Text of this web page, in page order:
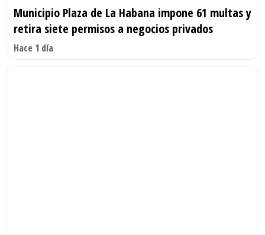
Municipio Plaza de La Habana impone 61 multas y
retira siete permisos a negocios privados
Hace 1 día